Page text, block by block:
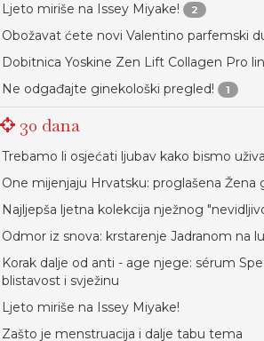
Ljeto miriše na Issey Miyake! 2
Obožavat ćete novi Valentino parfemski
Dobitnica Yoskine Zen Lift Collagen Pro
Ne odgađajte ginekološki pregled! 1
30 dana
Trebamo li osjećati ljubav kako bismo
One mijenjaju Hrvatsku: proglašena Žena
Najljepša ljetna kolekcija nježnog
Odmor iz snova: krstarenje Jadranom na
Korak dalje od anti - age njege: sérum
blistavost i svježinu
Ljeto miriše na Issey Miyake!
Zašto je menstruacija i dalje tabu tema